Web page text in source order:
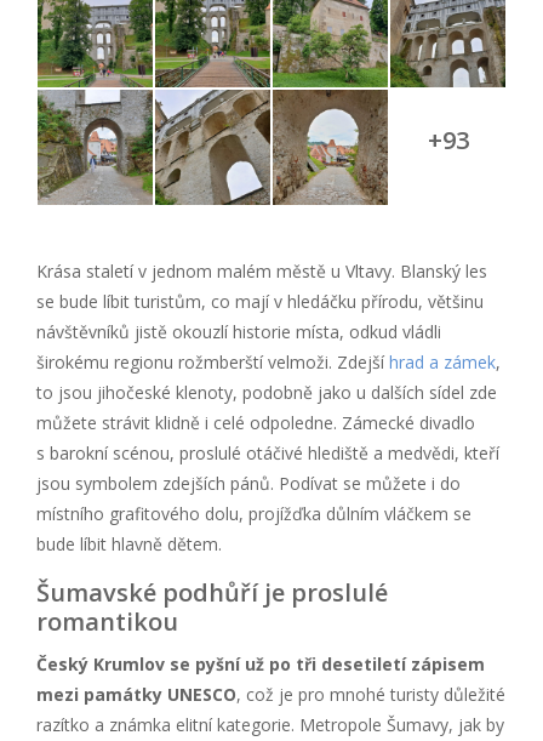
+93
Krása staletí v jednom malém městě u Vltavy. Blanský les
se bude líbit turistům, co mají v hledáčku přírodu, většinu
návštěvníků jistě okouzlí historie místa, odkud vládli
širokému regionu rožmberští velmoži. Zdejšíhrad a zámek,
to jsou jihočeské klenoty, podobně jako u dalších sídel zde
můžete strávit klidně i celé odpoledne. Zámecké divadlo
s barokní scénou, proslulé otáčivé hlediště a medvědi, kteří
jsou symbolem zdejších pánů. Podívat se můžete i do
místního grafitového dolu, projížďka důlním vláčkem se
bude líbit hlavně dětem.
Šumavské podhůří je proslulé
romantikou
Český Krumlov se pyšní už po tři desetiletí zápisem
mezi památky UNESCO, což je pro mnohé turisty důležité
razítko a známka elitní kategorie. Metropole Šumavy, jak by